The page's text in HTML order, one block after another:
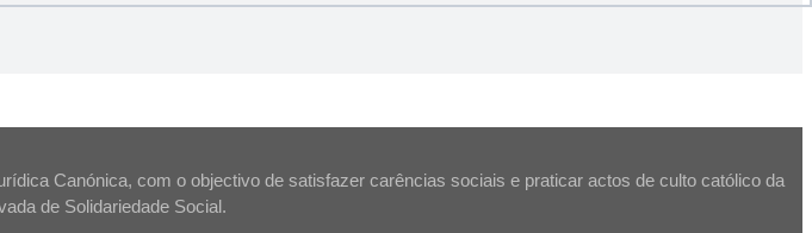
Canónica, com o objectivo de satisfazer carências sociais e praticar actos de culto católico da
de Solidariedade Social.